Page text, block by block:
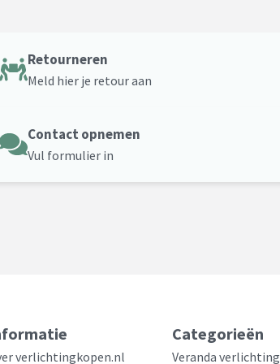
Retourneren
Meld hier je retour aan
Contact opnemen
Vul formulier in
verlichtingkopen.nl
Categorieën
Veranda verlichting